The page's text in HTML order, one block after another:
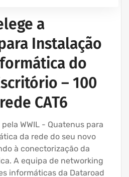
a
Instalação
do
– 100
CAT6
WWIL - Quatenus para
da rede do seu novo
à conectorização da
A equipa de networking
informáticas da Dataroad